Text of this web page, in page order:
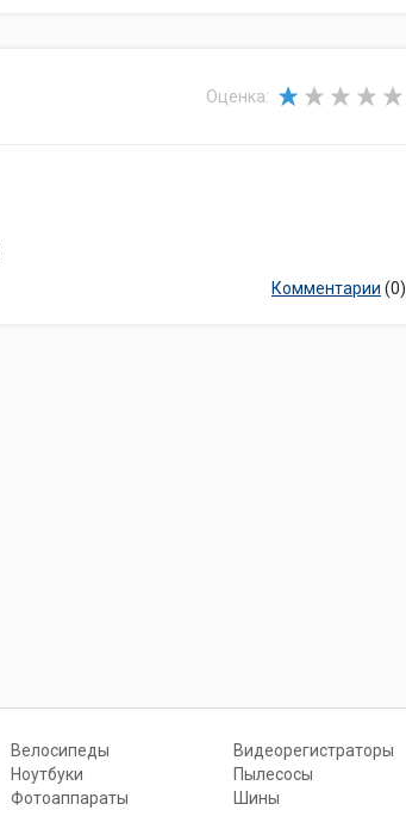
Оценка:
Комментарии (0)
Велосипеды Видеорегистраторы
Ноутбуки Пылесосы
Фотоаппараты Шины